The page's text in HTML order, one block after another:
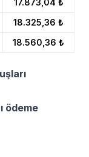
17.873,04 ₺
18.325,36 ₺
18.560,36 ₺
ödeme